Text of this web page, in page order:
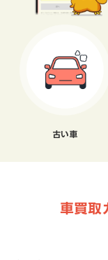
古い車
車買取